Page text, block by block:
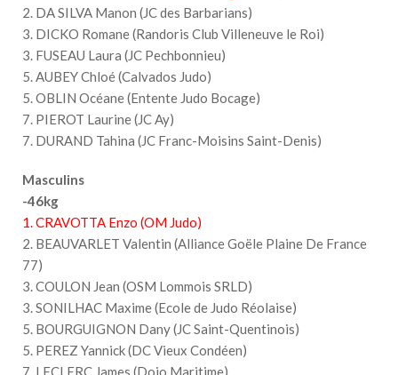
2. DA SILVA Manon (JC des Barbarians)
3. DICKO Romane (Randoris Club Villeneuve le Roi)
3. FUSEAU Laura (JC Pechbonnieu)
5. AUBEY Chloé (Calvados Judo)
5. OBLIN Océane (Entente Judo Bocage)
7. PIEROT Laurine (JC Ay)
7. DURAND Tahina (JC Franc-Moisins Saint-Denis)
Masculins
-46kg
1. CRAVOTTA Enzo (OM Judo)
2. BEAUVARLET Valentin (Alliance Goële Plaine De France
77)
3. COULON Jean (OSM Lommois SRLD)
3. SONILHAC Maxime (Ecole de Judo Réolaise)
5. BOURGUIGNON Dany (JC Saint-Quentinois)
5. PEREZ Yannick (DC Vieux Condéen)
7. LECLERC James (Dojo Maritime)